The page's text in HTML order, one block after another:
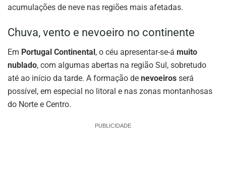
acumulações de neve nas regiões mais afetadas.
Chuva, vento e nevoeiro no continente
Em Portugal Continental, o céu apresentar-se-á muito
nublado, com algumas abertas na região Sul, sobretudo
até ao início da tarde. A formação de nevoeiros será
possível, em especial no litoral e nas zonas montanhosas
do Norte e Centro.
PUBLICIDADE